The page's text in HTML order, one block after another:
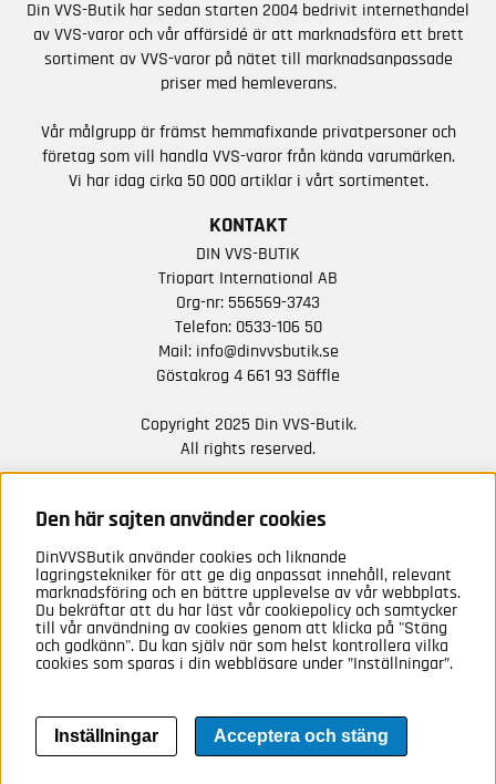
Din VVS-Butik har sedan starten 2004 bedrivit internethandel
av VVS-varor och vår affärsidé är att marknadsföra ett brett
sortiment av VVS-varor på nätet till marknadsanpassade
priser med hemleverans.
Vår målgrupp är främst hemmafixande privatpersoner och
företag som vill handla VVS-varor från kända varumärken.
Vi har idag cirka 50 000 artiklar i vårt sortimentet.
KONTAKT
DIN VVS-BUTIK
Triopart International AB
Org-nr: 556569-3743
Telefon: 0533-106 50
Mail: info@dinvvsbutik.se
Göstakrog 4 661 93 Säffle
Copyright 2025 Din VVS-Butik.
All rights reserved.
NYHETER FRÅN OSS
Anmäl mig
Den här sajten använder cookies
DinVVSButik använder cookies och liknande
lagringstekniker för att ge dig anpassat innehåll, relevant
marknadsföring och en bättre upplevelse av vår webbplats.
Du bekräftar att du har läst vår cookiepolicy och samtycker
till vår användning av cookies genom att klicka på "Stäng
och godkänn". Du kan själv när som helst kontrollera vilka
cookies som sparas i din webbläsare under ”Inställningar”.
Inställningar Acceptera och stäng